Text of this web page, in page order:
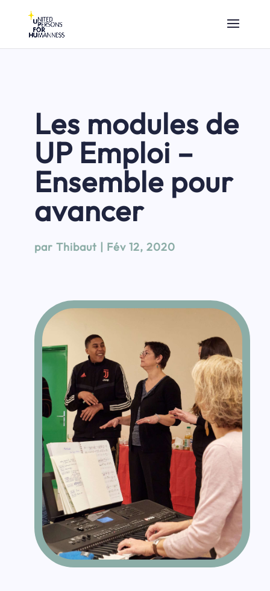
Les modules de
UP Emploi –
Ensemble pour
avancer
par Thibaut | Fév 12, 2020